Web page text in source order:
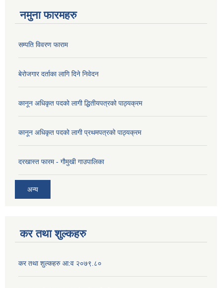
नमुना फारमहरु
सम्पति विवरण फाराम
बेरोजगार दर्ताका लागि दिने निवेदन
कानून अधिकृत पदको लागी द्धितीयपत्रको पाठ्यक्रम
कानून अधिकृत पदको लागी प्रथमपत्रको पाठ्यक्रम
दरखास्त फारम - गाैमुखी गाउपालिका
अन्य
कर तथा शुल्कहरु
कर तथा शुल्कहरु आ:व २०७९.८०